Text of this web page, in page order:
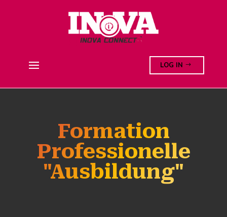
LOG IN
Formation
Professionelle
"Ausbildung"
Ihre Datenschutzeinstellungen
Hinweis bei Erhebung